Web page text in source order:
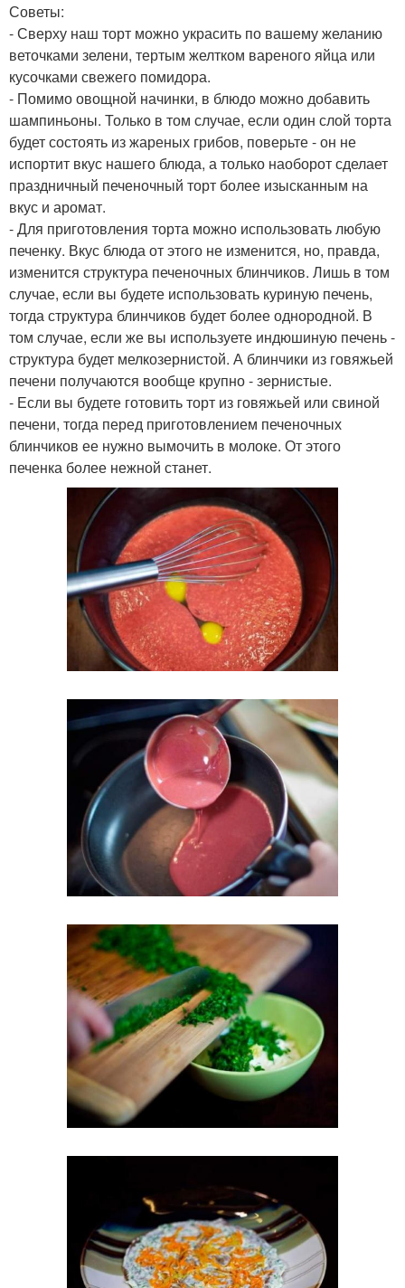
Советы:
- Сверху наш торт можно украсить по вашему желанию
веточками зелени, тертым желтком вареного яйца или
кусочками свежего помидора.
- Помимо овощной начинки, в блюдо можно добавить
шампиньоны. Только в том случае, если один слой торта
будет состоять из жареных грибов, поверьте - он не
испортит вкус нашего блюда, а только наоборот сделает
праздничный печеночный торт более изысканным на
вкус и аромат.
- Для приготовления торта можно использовать любую
печенку. Вкус блюда от этого не изменится, но, правда,
изменится структура печеночных блинчиков. Лишь в том
случае, если вы будете использовать куриную печень,
тогда структура блинчиков будет более однородной. В
том случае, если же вы используете индюшиную печень -
структура будет мелкозернистой. А блинчики из говяжьей
печени получаются вообще крупно - зернистые.
- Если вы будете готовить торт из говяжьей или свиной
печени, тогда перед приготовлением печеночных
блинчиков ее нужно вымочить в молоке. От этого
печенка более нежной станет.